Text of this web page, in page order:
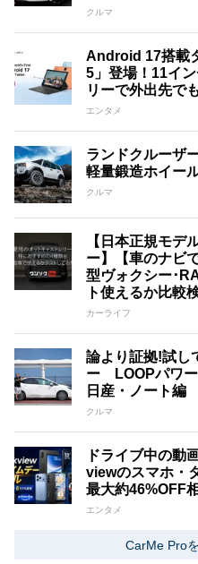
クルマ
Android 17搭載
5」登場！11イ
リーで外出先で
エンタメ
ランドクルーザ
軽量鍛造ホイー
クルマ
【日本正規モデ
ー】【車のナビ
型ヴォクシー･
ト使えるか比較
カーライフ
論より証拠!試し
ー LOOPパワー
日産・ノート編
クルマ
ドライブ中の動
viewのスマホ・
最大約46%OFF
エンタメ
CarMe Pro